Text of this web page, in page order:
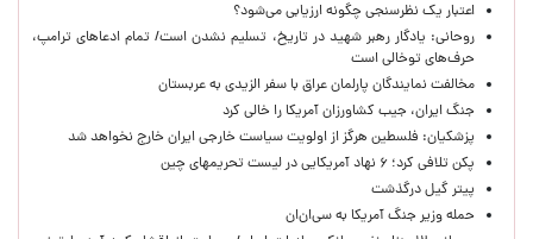
اعتبار یک نظرسنجی چگونه ارزیابی می‌شود؟
روحانی: یادگار رهبر شهید در تاریخ، تسلیم نشدن است/ تمام ادعاهای ترامپ،
حرف‌های توخالی است
مخالفت نمایندگان پارلمان عراق با سفر الزیدی به عربستان
جنگ ایران، جیب کشاورزان آمریکا را خالی کرد
پزشکیان: فلسطین هرگز از اولویت سیاست خارجی ایران خارج نخواهد شد
پکن تلافی کرد؛ ۶ نهاد آمریکایی در لیست تحریمهای چین
پیتر گیل درگذشت
حمله وزیر جنگ آمریکا به سی‌ان‌ان